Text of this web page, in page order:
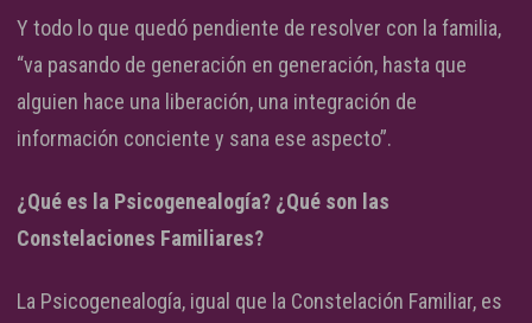
Y todo lo que quedó pendiente de resolver con la familia,
“va pasando de generación en generación, hasta que
alguien hace una liberación, una integración de
información conciente y sana ese aspecto”.
¿Qué es la Psicogenealogía? ¿Qué son las
Constelaciones Familiares?
La Psicogenealogía, igual que la Constelación Familiar, es